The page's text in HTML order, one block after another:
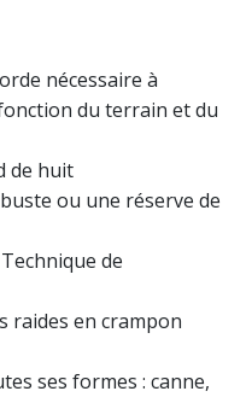
nécessaire à
du terrain et du
de huit
ou une réserve de
de
raides en crampon
ses formes : canne,